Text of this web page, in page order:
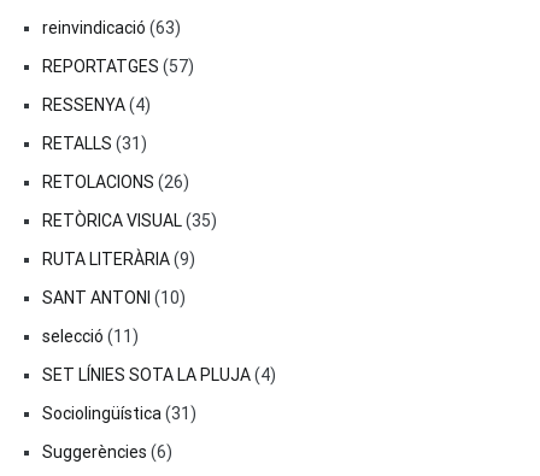
reinvindicació (63)
REPORTATGES (57)
RESSENYA(4)
RETALLS (31)
RETOLACIONS (26)
RETÒRICA VISUAL(35)
RUTA LITERÀRIA(9)
SANT ANTONI (10)
selecció (11)
SET LÍNIES SOTA LA PLUJA(4)
Sociolingüística (31)
Suggerències (6)